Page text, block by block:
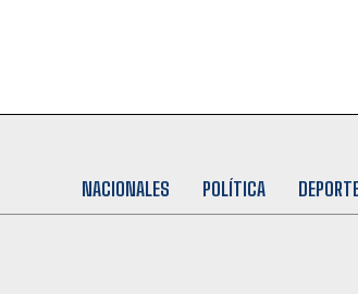
NACIONALES POLÍTICA